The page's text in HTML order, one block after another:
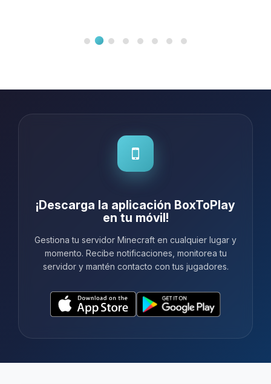
¡Descarga la aplicación BoxToPlay
en tu móvil!
Gestiona tu servidor Minecraft en cualquier lugar y
momento. Recibe notificaciones, monitorea tu
servidor y mantén contacto con tus jugadores.